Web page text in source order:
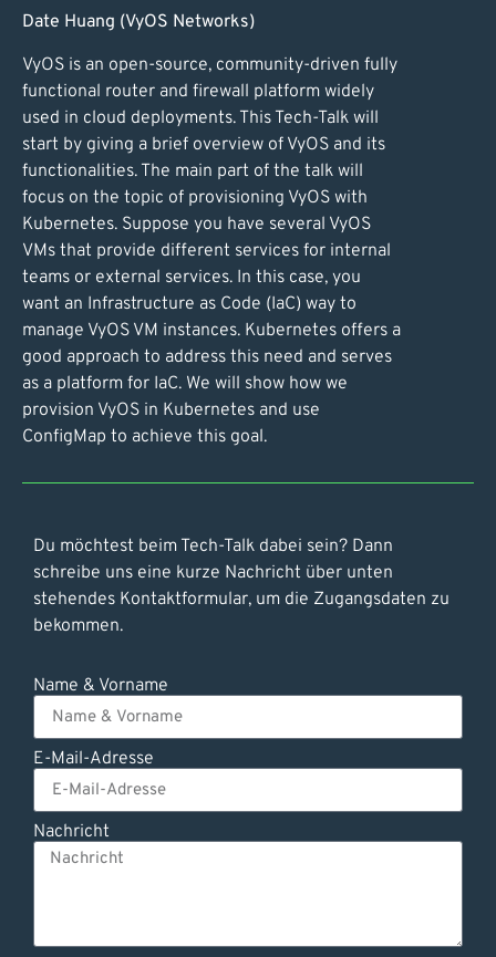
Date Huang (VyOS Networks)
VyOS is an open-source, community-driven fully
functional router and firewall platform widely
used in cloud deployments. This Tech-Talk will
start by giving a brief overview of VyOS and its
functionalities. The main part of the talk will
focus on the topic of provisioning VyOS with
Kubernetes. Suppose you have several VyOS
VMs that provide different services for internal
teams or external services. In this case, you
want an Infrastructure as Code (IaC) way to
manage VyOS VM instances. Kubernetes offers a
good approach to address this need and serves
as a platform for IaC. We will show how we
provision VyOS in Kubernetes and use
ConfigMap to achieve this goal.
Du möchtest beim Tech-Talk dabei sein? Dann
schreibe uns eine kurze Nachricht über unten
stehendes Kontaktformular, um die Zugangsdaten zu
bekommen.
Name & Vorname
E-Mail-Adresse
Nachricht